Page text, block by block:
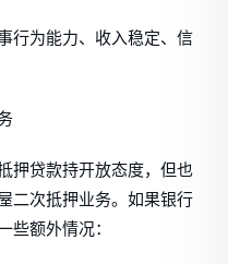
行为能力、收入稳定、信
押贷款持开放态度，但也
二次抵押业务。如果银行
些额外情况：